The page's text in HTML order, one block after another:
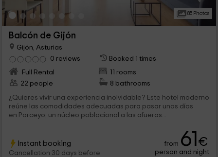
85 Photos
Balcón de Gijón
Gijón, Asturias
0 reviews
Booked 1 times
Full Rental
11 rooms
22 people
8 bathrooms
¿Quieres vivir una experiencia inolvidable? Este hotel moderno
reúne las comodidades adecuadas para pasar unos días
en Porceyo, un núcleo poblacional a las afueras...
Instant booking
Cancellation 30 days before
from 61€
person and night